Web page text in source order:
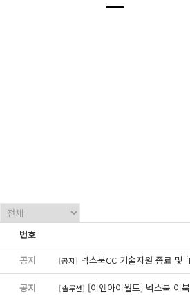
번호
공지
[공지] 넥스북CC 기술지원 종료 및
공지 [솔루션] [이앤아이월드] 넥스북 이